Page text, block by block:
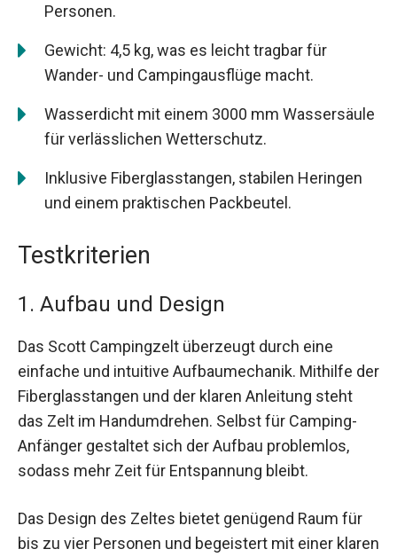
Personen.
Gewicht: 4,5 kg, was es leicht tragbar für
Wander- und Campingausflüge macht.
Wasserdicht mit einem 3000 mm Wassersäule
für verlässlichen Wetterschutz.
Inklusive Fiberglasstangen, stabilen Heringen
und einem praktischen Packbeutel.
Testkriterien
1. Aufbau und Design
Das Scott Campingzelt überzeugt durch eine
einfache und intuitive Aufbaumechanik. Mithilfe der
Fiberglasstangen und der klaren Anleitung steht
das Zelt im Handumdrehen. Selbst für Camping-
Anfänger gestaltet sich der Aufbau problemlos,
sodass mehr Zeit für Entspannung bleibt.
Das Design des Zeltes bietet genügend Raum für
bis zu vier Personen und begeistert mit einer klaren